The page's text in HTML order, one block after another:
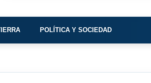
POLÍTICA Y SOCIEDAD